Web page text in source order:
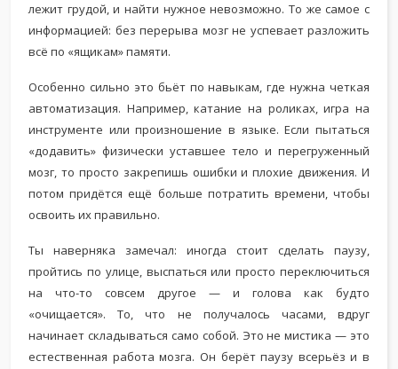
лежит грудой, и найти нужное невозможно. То же самое с
информацией: без перерыва мозг не успевает разложить
всё по «ящикам» памяти.
Особенно сильно это бьёт по навыкам, где нужна четкая
автоматизация. Например, катание на роликах, игра на
инструменте или произношение в языке. Если пытаться
«додавить» физически уставшее тело и перегруженный
мозг, то просто закрепишь ошибки и плохие движения. И
потом придётся ещё больше потратить времени, чтобы
освоить их правильно.
Ты наверняка замечал: иногда стоит сделать паузу,
пройтись по улице, выспаться или просто переключиться
на что-то совсем другое — и голова как будто
«очищается». То, что не получалось часами, вдруг
начинает складываться само собой. Это не мистика — это
естественная работа мозга. Он берёт паузу всерьёз и в